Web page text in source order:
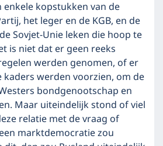
enkele kopstukken van de
het leger en de KGB, en de
Sovjet-Unie leken die hoop te
is niet dat er geen reeks
werden genomen, of er
werden voorzien, om de
bondgenootschap en
Maar uiteindelijk stond of viel
relatie met de vraag of
marktdemocratie zou